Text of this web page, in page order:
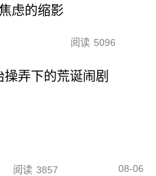
虑的缩影
阅读 5096
弄下的荒诞闹剧
阅读 3857 08-06